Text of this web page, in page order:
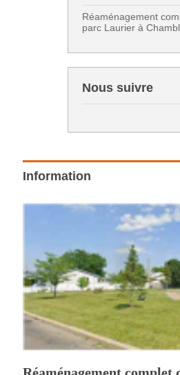
Réaménagement
parc Laurier à
Nous suivre
Information